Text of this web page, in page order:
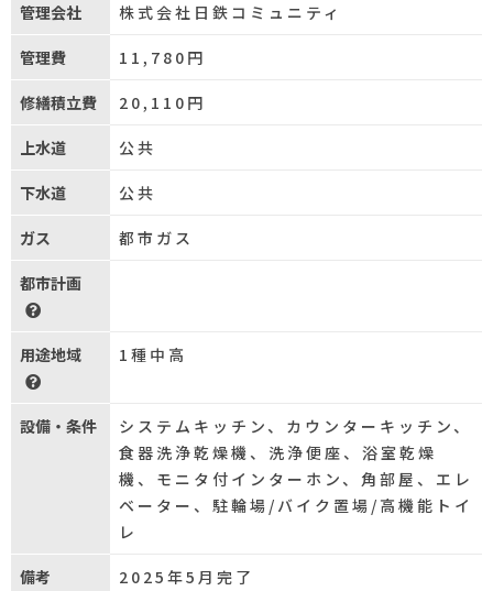
管理会社 株式会社日鉄コミュニティ
管理費 11,780円
修繕積立費 20,110円
上水道 公共
下水道 公共
ガス 都市ガス
都市計画
用途地域 1種中高
設備・条件
システムキッチン、カウンターキッチン、
食器洗浄乾燥機、洗浄便座、浴室乾燥
機、モニタ付インターホン、角部屋、エレ
ベーター、駐輪場/バイク置場/高機能トイ
レ
備考
2025年5月完了